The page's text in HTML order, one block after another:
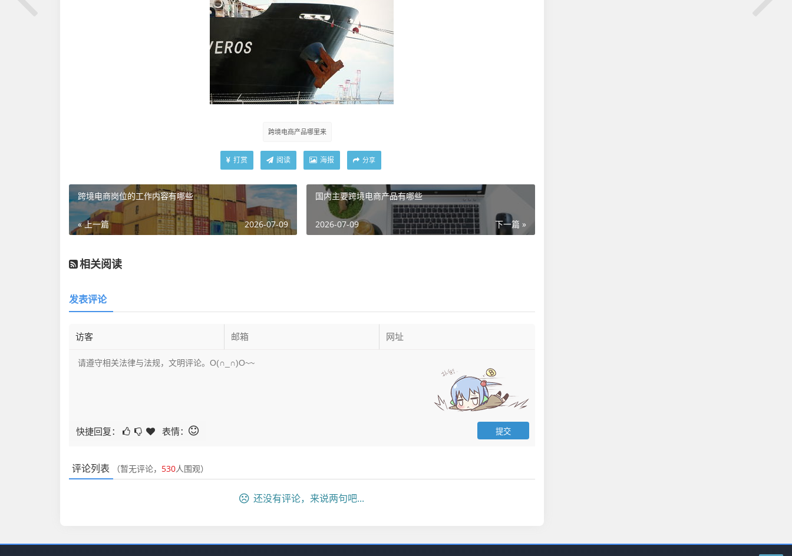
跨境电商产品哪里来
打赏 阅读 海报 分享
跨境电商岗位的工作内容有哪些
« 上一篇 2026-07-09
国内主要跨境电商产品有哪些
下一篇 »
2026-07-09
相关阅读
发表评论
快捷回复： 表情：
评论列表 （暂无评论， 530人围观）
还没有评论，来说两句吧...